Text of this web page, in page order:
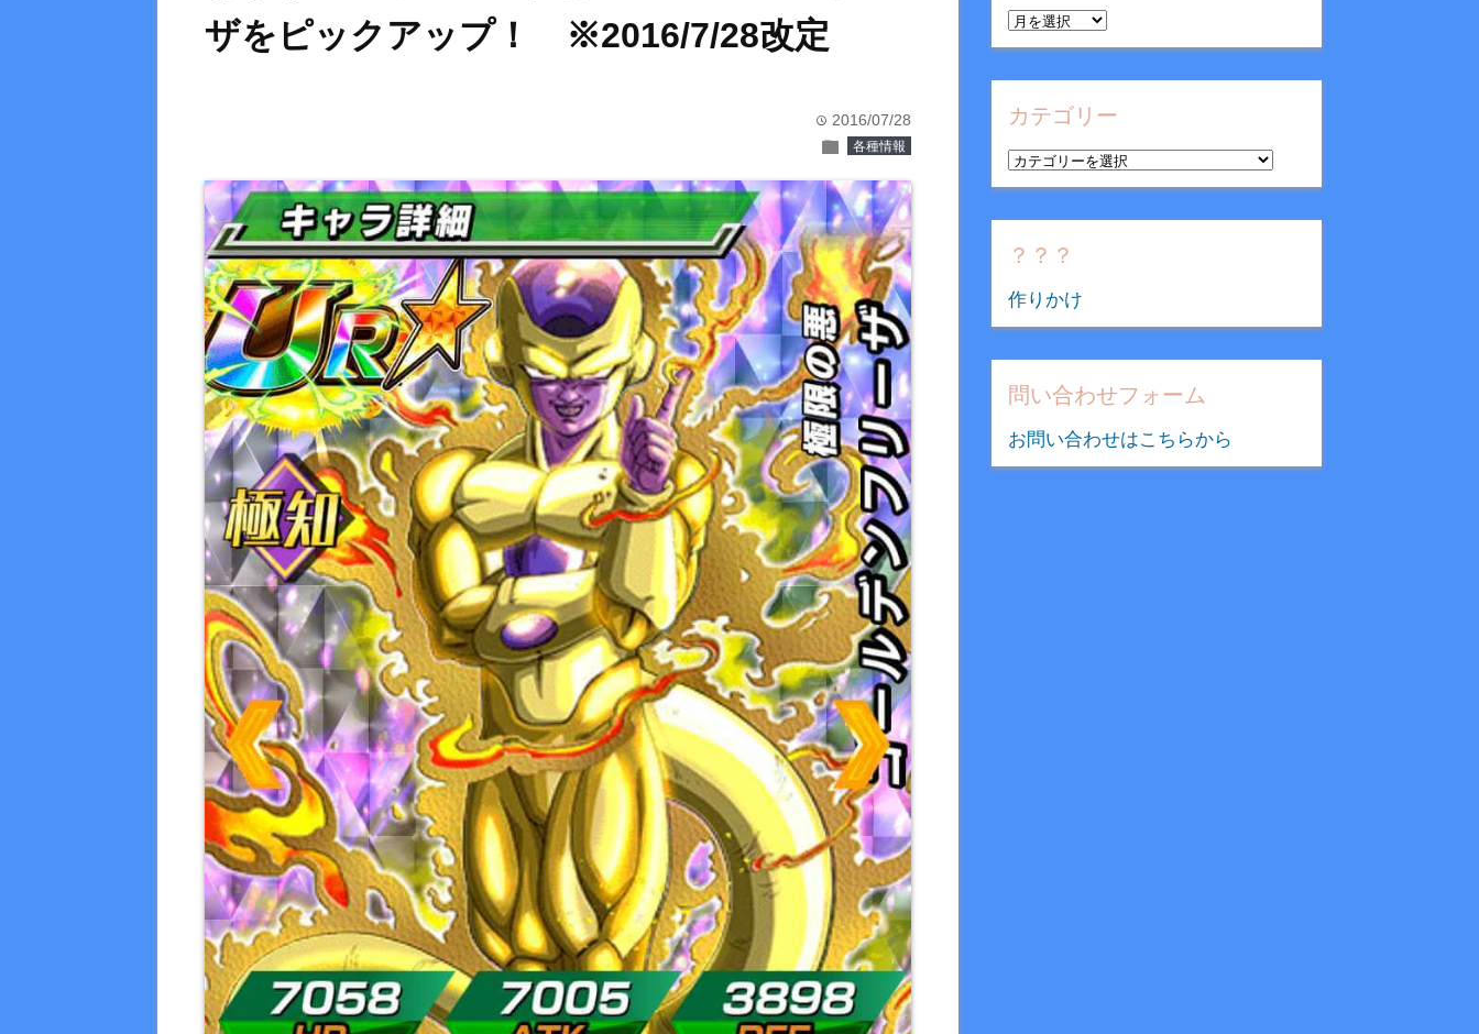
ザをピックアップ！ ※2016/7/28改定
time 2016/07/28
folder 各種情報
ア
ー
カ
イ
カテゴリー
カ
テ
ゴ
リ
？？？
作りかけ
問い合わせフォーム
お問い合わせはこちらから